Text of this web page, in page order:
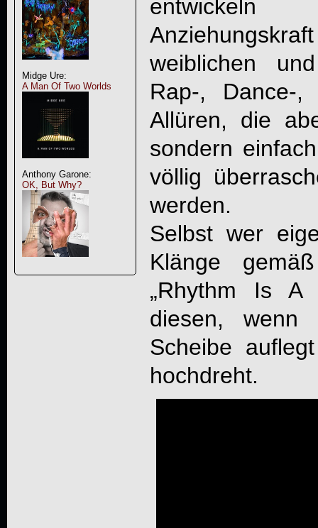
Midge Ure:
A Man Of Two Worlds
Anthony Garone:
OK, But Why?
weiblichen
Rap-, Dance-
Allüren, die
sondern
völlig
werden.
Selbst wer
Klänge
„Rhythm Is A
diesen,
Scheibe
hochdreht.